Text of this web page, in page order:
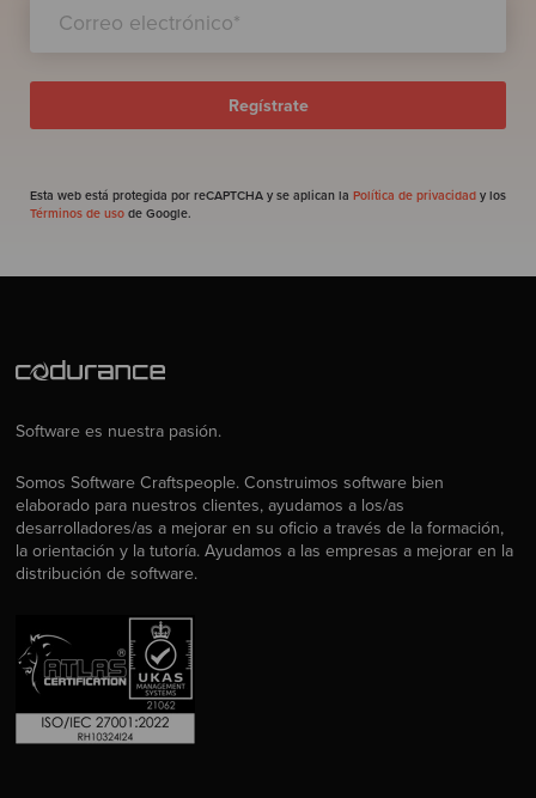
Esta web está protegida por reCAPTCHA y se aplican la Política de privacidad y los
Términos de uso de Google.
Software es nuestra pasión.
Somos Software Craftspeople. Construimos software bien
elaborado para nuestros clientes, ayudamos a los/as
desarrolladores/as a mejorar en su oficio a través de la formación,
la orientación y la tutoría. Ayudamos a las empresas a mejorar en la
distribución de software.